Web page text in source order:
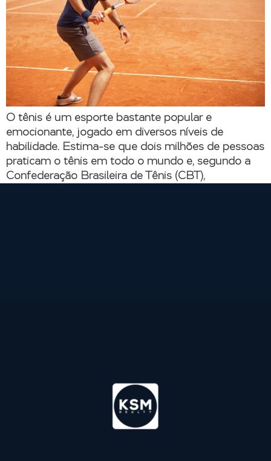
O tênis é um esporte bastante popular e
emocionante, jogado em diversos níveis de
habilidade. Estima-se que dois milhões de pessoas
praticam o tênis em todo o mundo e, segundo a
Confederação Brasileira de Tênis (CBT),